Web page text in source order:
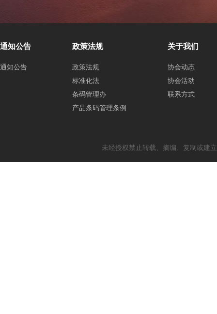
通知公告
通知公告
政策法规
政策法规
标准化法
条码管理办
产品条码管理条例
关于我们
协会动态
协会活动
联系方式
未经授权禁止转载、摘编、复制或建